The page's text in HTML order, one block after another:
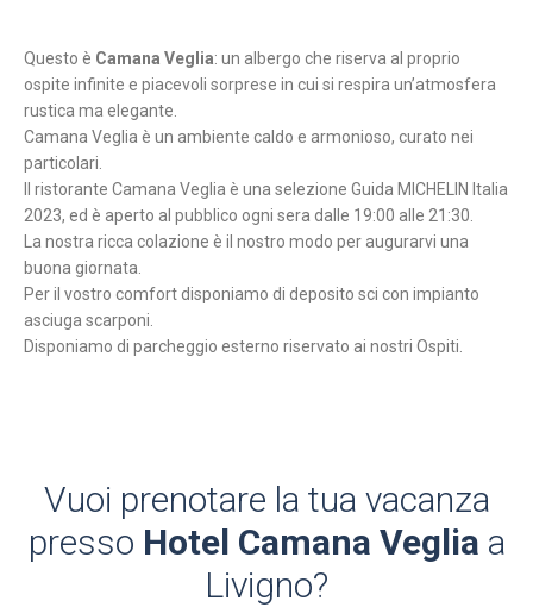
Questo è Camana Veglia: un albergo che riserva al proprio
ospite infinite e piacevoli sorprese in cui si respira un’atmosfera
rustica ma elegante.
Camana Veglia è un ambiente caldo e armonioso, curato nei
particolari.
Il ristorante Camana Veglia è una selezione Guida MICHELIN Italia
2023, ed è aperto al pubblico ogni sera dalle 19:00 alle 21:30.
La nostra ricca colazione è il nostro modo per augurarvi una
buona giornata.
Per il vostro comfort disponiamo di deposito sci con impianto
asciuga scarponi.
Disponiamo di parcheggio esterno riservato ai nostri Ospiti.
Vuoi prenotare la tua vacanza
presso Hotel Camana Veglia a
Livigno?